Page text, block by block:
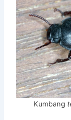
Kumbang